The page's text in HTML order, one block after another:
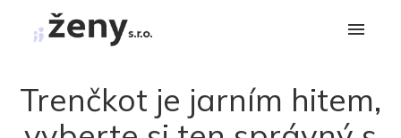
Trenčkot je jarním hitem,